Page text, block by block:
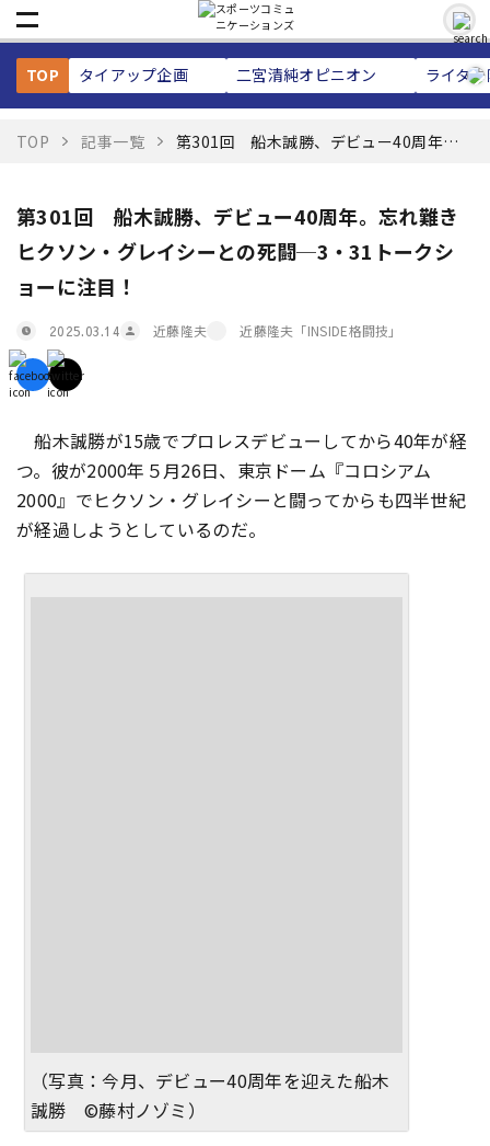
TOP タイアップ企画 二宮清純オピニオン ライタ
TOP 記事一覧 第301回 船木誠勝、デビュー40周年。
第301回 船木誠勝、デビュー40周年。忘れ難き
ヒクソン・グレイシーとの死闘─3・31トークシ
ョーに注目！
2025.03.14 近藤隆夫 近藤隆夫「INSIDE格闘技」
船木誠勝が15歳でプロレスデビューしてから40年が経
つ。彼が2000年５月26日、東京ドーム『コロシアム
2000』でヒクソン・グレイシーと闘ってからも四半世紀
が経過しようとしているのだ。
（写真：今月、デビュー40周年を迎えた船木
誠勝 ©藤村ノゾミ）